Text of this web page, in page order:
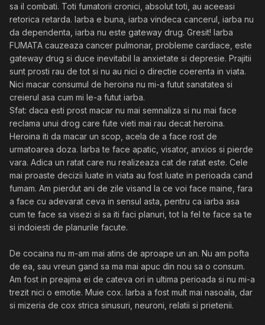
sa il combati. Toti fumatorii cronici, absolut toti, au aceeasi
retorica retarda. Iarba e buna, iarba vindeca cancerul, iarba nu
da dependenta, iarba nu este gateway drug. Gresit! Iarba
FUMATA cauzeaza cancer pulmonar, probleme cardiace, este
gateway drug si duce inevitabil la anxietate si depresie. Prajitii
sunt prosti rau de tot si nu au nici o directie coerenta in viata.
Nici macar consumul de heroina nu mi-a futut sanatatea si
creierul asa cum mi le-a futut iarba.
Sfat: daca esti prost macar nu mai semnaliza si nu mai face
reclama unui drog care fute vieti mai rau decat heroina.
Heroina iti da macar un scop, acela de a face rost de
urmatoarea doza. Iarba te face apatic, visator, anxios si pierde
vara. Adica un ratat care nu realizeaza cat de ratat este. Cele
mai proaste decizii luate in viata au fost luate in perioada cand
fumam. Am pierdut ani de zile visand la ce voi face maine, fara
a face cu adevarat ceva in sensul asta, pentru ca iarba asa
cum te face sa visezi si sa iti faci planuri, tot la fel te face sa te
si indoiesti de planurile facute.
De cocaina nu m-am mai atins de aproape un an. Nu am pofta
de ea, sau vreun gand sa ma mai apuc din nou sa o consum.
Am fost in preajma ei de cateva ori in ultima perioada si nu mi-a
trezit nici o emotie. Muie cox. Iarba a fost mult mai nasoala, dar
si mizeria de cox strica sinusuri, neuroni, relatii si prietenii.